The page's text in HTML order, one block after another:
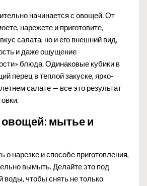
начинается с овощей. От
нарежете и приготовите,
салата, но и его внешний вид,
и даже ощущение
блюда. Одинаковые кубики в
перец в теплой закуске, ярко-
салате — все это результат
овощей: мытье и
о нарезке и способе приготовления,
вымыть. Делайте это под
воды, чтобы снять не только